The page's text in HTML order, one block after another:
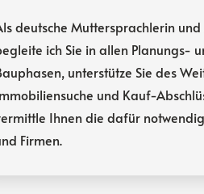
deutsche Muttersprachlerin
ich Sie in allen Planungs-
unterstütze Sie des
und Kauf-
Ihnen die dafür
Firmen.